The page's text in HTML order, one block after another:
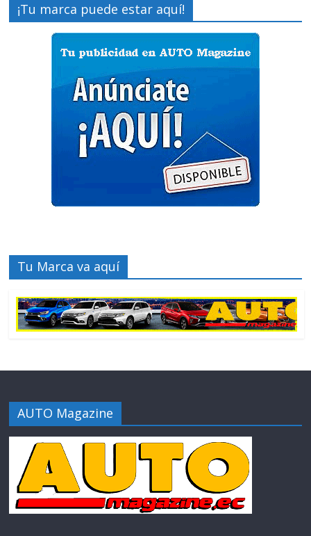
¡Tu marca puede estar aquí!
Tu Marca va aquí
AUTO Magazine